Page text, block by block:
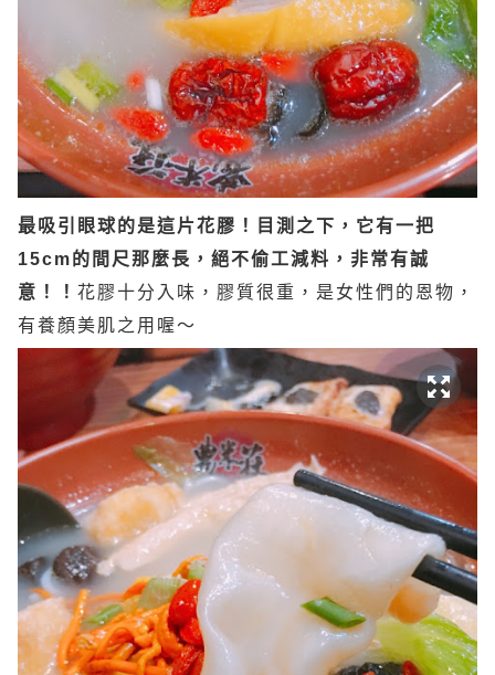
最吸引眼球的是這片花膠！目測之下，它有一把
15cm的間尺那麼長，絕不偷工減料，非常有誠
意！！ 花膠十分入味 ， 膠質很重 ， 是女性們的恩物，
有養顏美肌之用喔～